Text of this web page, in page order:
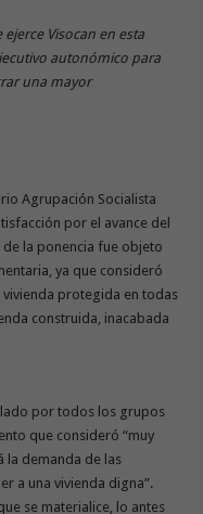
Visocan en esta
autonómico para
una mayor
Agrupación Socialista
por el avance del
de la ponencia fue objeto
ya que consideró
protegida en todas
construida, inacabada
por todos los grupos
que consideró “muy
la demanda de las
a una vivienda digna”.
se materialice, lo antes